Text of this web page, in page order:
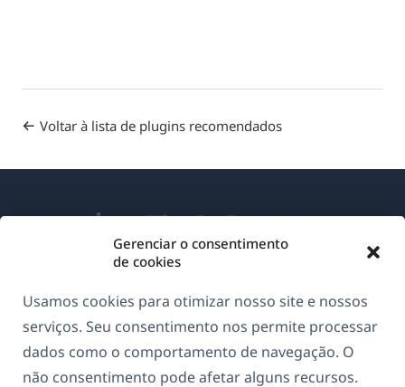
Gerenciar o consentimento
de cookies
Usamos cookies para otimizar nosso site e nossos
serviços. Seu consentimento nos permite processar
dados como o comportamento de navegação. O
não consentimento pode afetar alguns recursos.
Voltar à lista de plugins recomendados
GDPR & Política de Privacidade
Junte-se à nossa equipe(abre
em